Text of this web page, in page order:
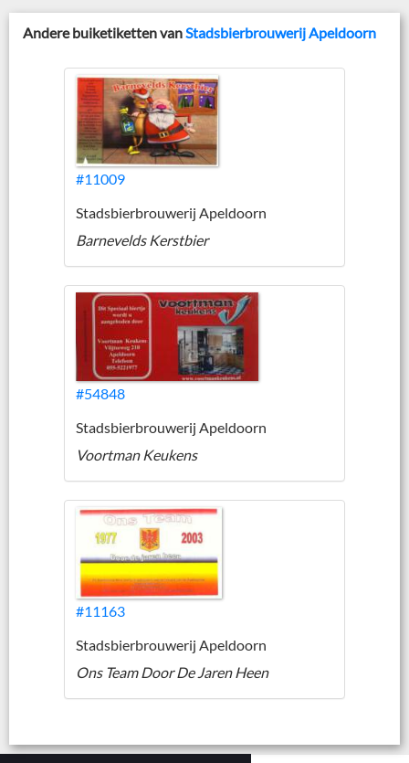
Andere buiketiketten vanStadsbierbrouwerij Apeldoorn
#11009
Stadsbierbrouwerij Apeldoorn
Barnevelds Kerstbier
#54848
Stadsbierbrouwerij Apeldoorn
Voortman Keukens
#11163
Stadsbierbrouwerij Apeldoorn
Ons Team Door De Jaren Heen